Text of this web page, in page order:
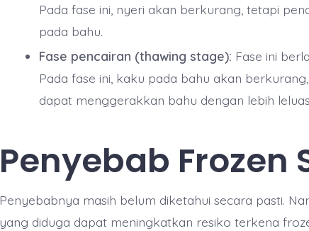
Pada fase ini, nyeri akan berkurang, tetapi
pada bahu.
Fase pencairan (thawing stage): Fase ini
Pada fase ini, kaku pada bahu akan
dapat menggerakkan bahu dengan lebih
Penyebab Frozen
Penyebabnya masih belum diketahui secara pasti.
yang diduga dapat meningkatkan resiko terkena